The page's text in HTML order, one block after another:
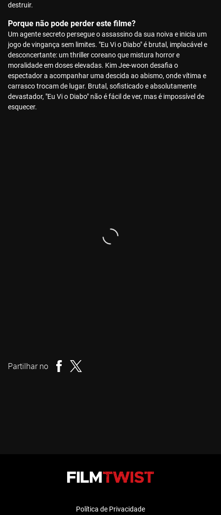
destruir.
Porque não pode perder este filme?
Um agente secreto persegue o assassino da sua noiva e inicia um
jogo de vingança sem limites. "Eu Vi o Diabo" é brutal, implacável e
desconcertante: um thriller coreano que mistura horror e
moralidade em doses elevadas. Kim Jee-woon desafia o
espectador a acompanhar uma descida ao abismo, onde vítima e
carrasco trocam de lugar. Brutal, sofisticado e absolutamente
devastador, "Eu Vi o Diabo" não é fácil de ver, mas é impossível de
esquecer.
Partilhar no
Política de Privacidade